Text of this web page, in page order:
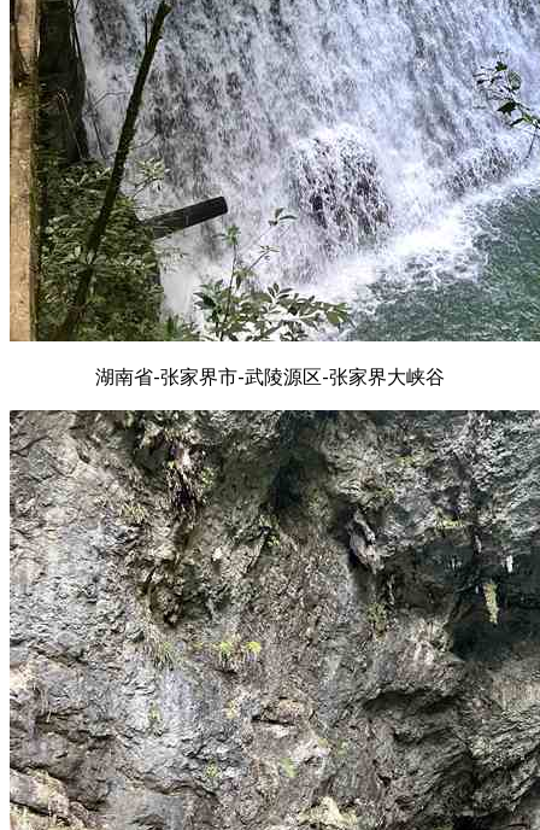
湖南省-张家界市-武陵源区-张家界大峡谷